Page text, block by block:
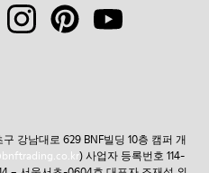
강남대로 629 BNF빌딩 10층 캠퍼 개
) 사업자 등록번호 114-